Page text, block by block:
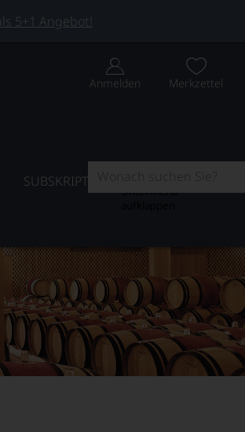
5+1 Angebot!
Anmelden Merkzettel
SUBSKRIPTION
Untermenü